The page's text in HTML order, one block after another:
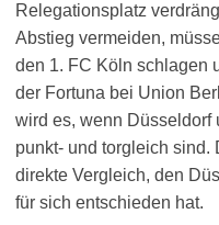
Relegationsplatz
Abstieg vermeiden,
den 1. FC Köln schlagen
der Fortuna bei Union
wird es, wenn Düsseldorf
punkt- und torgleich sind.
direkte Vergleich, den
für sich entschieden hat.